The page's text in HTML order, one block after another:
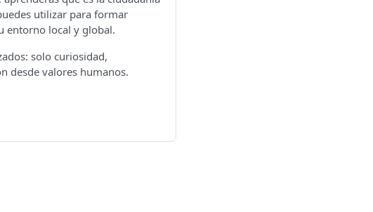
utilizar para formar
entorno local y global.
solo curiosidad,
desde valores humanos.